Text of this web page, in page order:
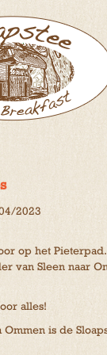
2023
op het
van Sleen naar
alles!
Ommen is de